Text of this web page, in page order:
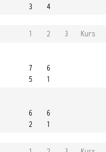
3
4
1 2 3
Kurs
7
5
6
1
6
2
6
1